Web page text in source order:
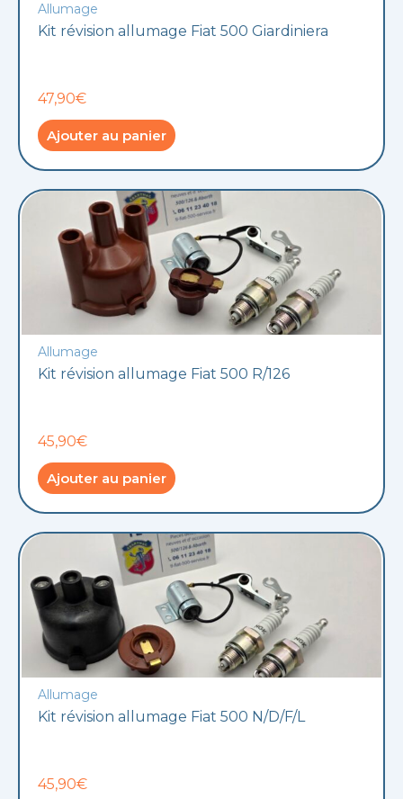
Allumage
Kit révision allumage Fiat 500 Giardiniera
47,90€
Ajouter au panier
Allumage
Kit révision allumage Fiat 500 R/126
45,90€
Ajouter au panier
Allumage
Kit révision allumage Fiat 500 N/D/F/L
45,90€